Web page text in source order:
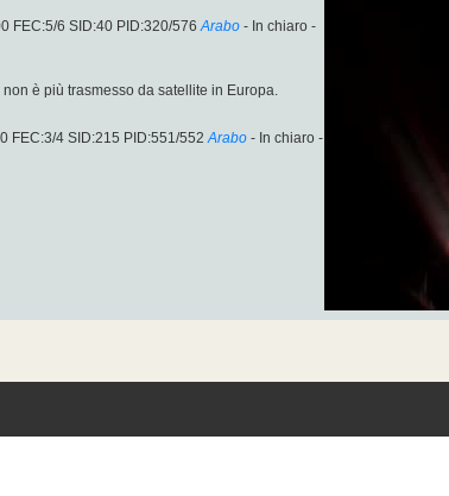
FEC:5/6 SID:40 PID:320/576 Arabo - In chiaro -
non è più trasmesso da satellite in Europa.
FEC:3/4 SID:215 PID:551/552 Arabo - In chiaro -